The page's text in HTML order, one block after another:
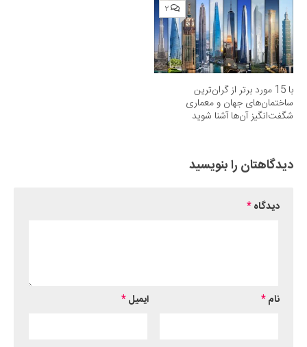
۲
با 15 مورد برتر از گران‌ترین
ساختمان‌های جهان و معماری
شگفت‌انگیز آن‌ها آشنا شوید
دیدگاهتان را بنویسید
دیدگاه*
نام* ایمیل*